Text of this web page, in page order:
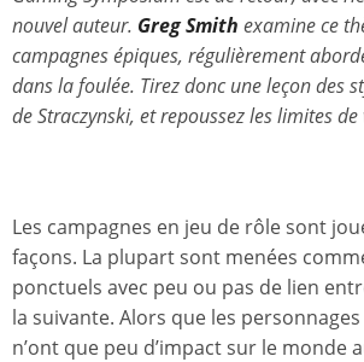
nouvel auteur. Greg Smith examine ce
campagnes épiques, régulièrement
dans la foulée. Tirez donc une leçon des
de Straczynski, et repoussez les limites
Les campagnes en jeu de rôle sont
façons. La plupart sont menées
ponctuels avec peu ou pas de lien
la suivante. Alors que les
n’ont que peu d’impact sur le monde